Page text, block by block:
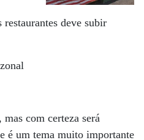
restaurantes deve subir
com certeza será
é um tema muito importante